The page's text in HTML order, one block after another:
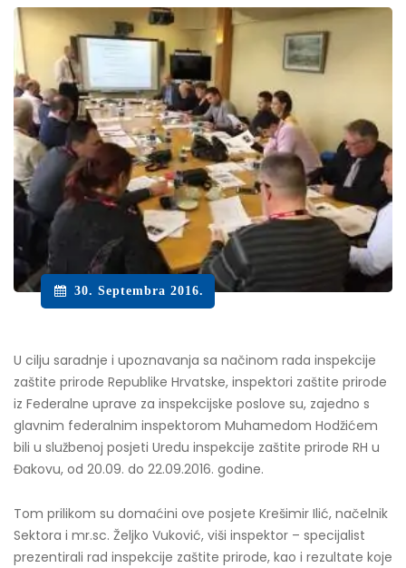
30. Septembra 2016.
U cilju saradnje i upoznavanja sa načinom rada inspekcije
zaštite prirode Republike Hrvatske, inspektori zaštite prirode
iz Federalne uprave za inspekcijske poslove su, zajedno s
glavnim federalnim inspektorom Muhamedom Hodžićem
bili u službenoj posjeti Uredu inspekcije zaštite prirode RH u
Đakovu, od 20.09. do 22.09.2016. godine.
Tom prilikom su domaćini ove posjete Krešimir Ilić, načelnik
Sektora i mr.sc. Željko Vuković, viši inspektor – specijalist
prezentirali rad inspekcije zaštite prirode, kao i rezultate koje